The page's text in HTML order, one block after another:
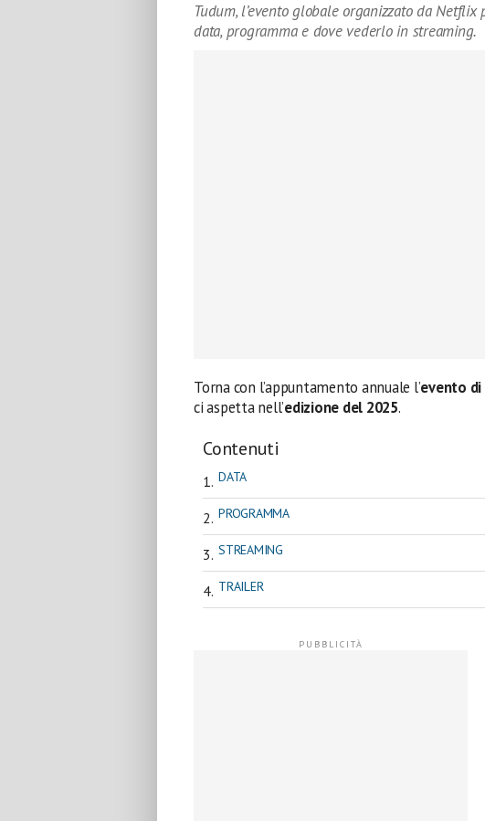
Tudum, l’evento globale organizzato da
data, programma e dove vederlo in streaming.
Torna con l’appuntamento annuale l’evento
ci aspetta nell’edizione del 2025.
Contenuti
DATA
PROGRAMMA
STREAMING
TRAILER